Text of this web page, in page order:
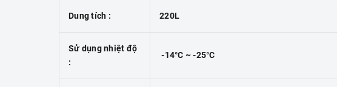
Dung tích : 220L
Sử dụng nhiệt độ
:
-14°C ~ -25°C